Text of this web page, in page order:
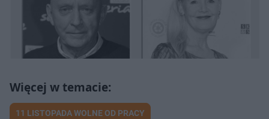
11 LISTOPADA WOLNE OD PRACY